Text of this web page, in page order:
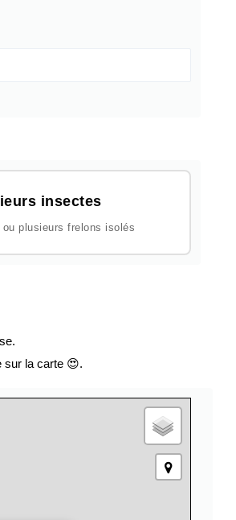
insectes
plusieurs frelons isolés
sur la carte 😍.